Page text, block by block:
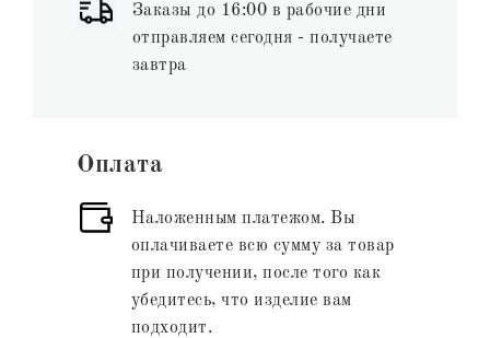
Заказы до 16:00 в рабочие дни
отправляем сегодня - получаете
завтра
Оплата
Наложенным платежом. Вы
оплачиваете всю сумму за товар
при получении, после того как
убедитесь, что изделие вам
подходит.